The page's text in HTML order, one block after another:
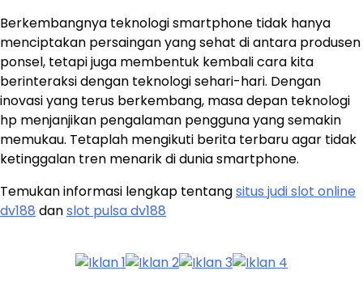
Berkembangnya teknologi smartphone tidak hanya
menciptakan persaingan yang sehat di antara produsen
ponsel, tetapi juga membentuk kembali cara kita
berinteraksi dengan teknologi sehari-hari. Dengan
inovasi yang terus berkembang, masa depan teknologi
hp menjanjikan pengalaman pengguna yang semakin
memukau. Tetaplah mengikuti berita terbaru agar tidak
ketinggalan tren menarik di dunia smartphone.
Temukan informasi lengkap tentangsitus judi slot online
dv188 danslot pulsa dv188